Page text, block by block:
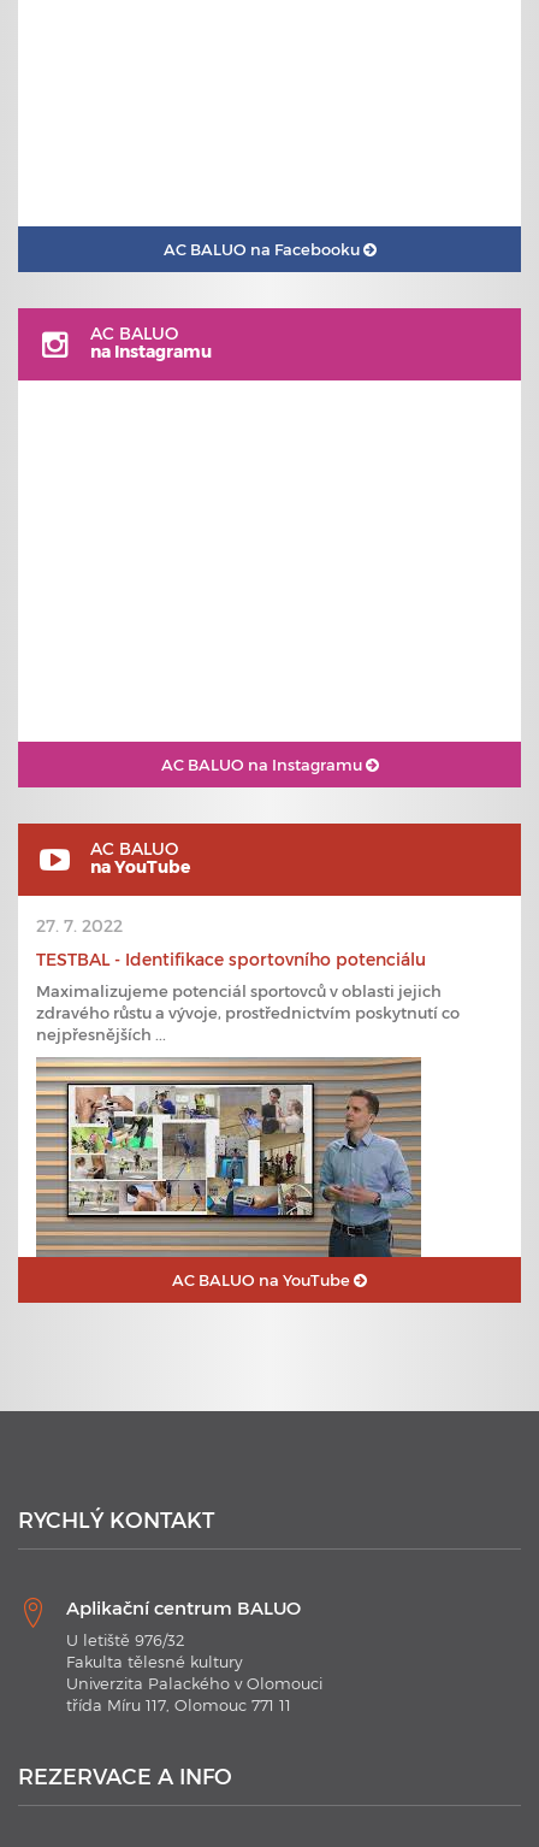
AC BALUO na Facebooku
AC BALUO
na Instagramu
AC BALUO na Instagramu
AC BALUO
na YouTube
27. 7. 2022
TESTBAL - Identifikace sportovního potenciálu
Maximalizujeme potenciál sportovců v oblasti jejich
zdravého růstu a vývoje, prostřednictvím poskytnutí co
nejpřesnějších ...
21. 1. 2020
technologií 2020
AC BALUO na YouTube
RYCHLÝ KONTAKT
Aplikační centrum BALUO
U letiště 976/32
Fakulta tělesné kultury
Univerzita Palackého v Olomouci
třída Míru 117, Olomouc 771 11
REZERVACE A INFO